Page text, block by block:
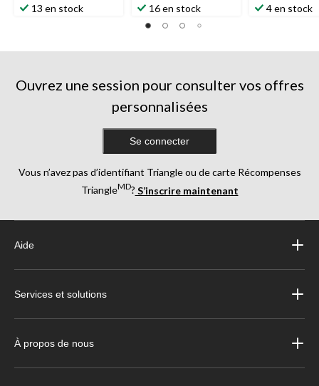
13 en stock 16 en stock 4 en stock
Ouvrez une session pour consulter vos offres
personnalisées
Se connecter
Vous n’avez pas d’identifiant Triangle ou de carte Récompenses
TriangleMD? S’inscrire maintenant
Aide
Services et solutions
À propos de nous